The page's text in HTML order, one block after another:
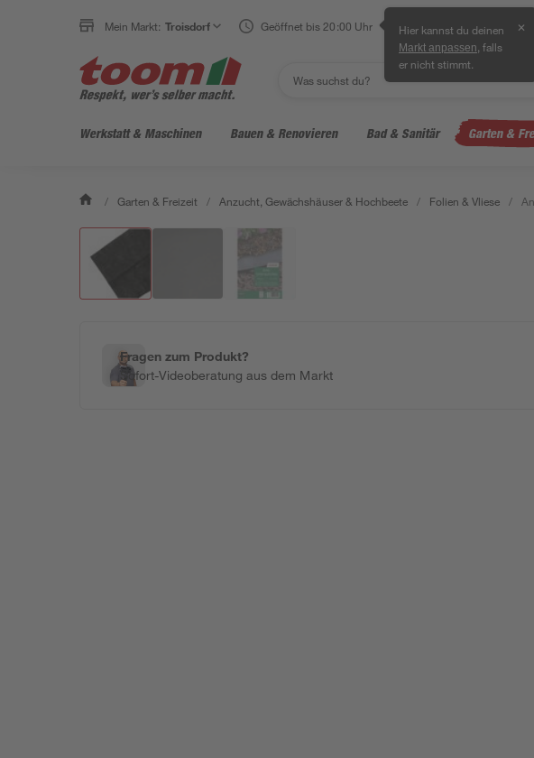
Mein Markt: Troisdorf Geöffnet bis 20:00 Uhr Hier kannst du deinen
Markt anpassen , falls
er nicht stimmt.
✕
Werkstatt & Maschinen Bauen & Renovieren Bad & Sanitär Garten &
/ Garten & Freizeit / Anzucht, Gewächshäuser & Hochbeete / Folien & Vliese /
Fragen zum Produkt?
Sofort-Videoberatung aus dem Markt